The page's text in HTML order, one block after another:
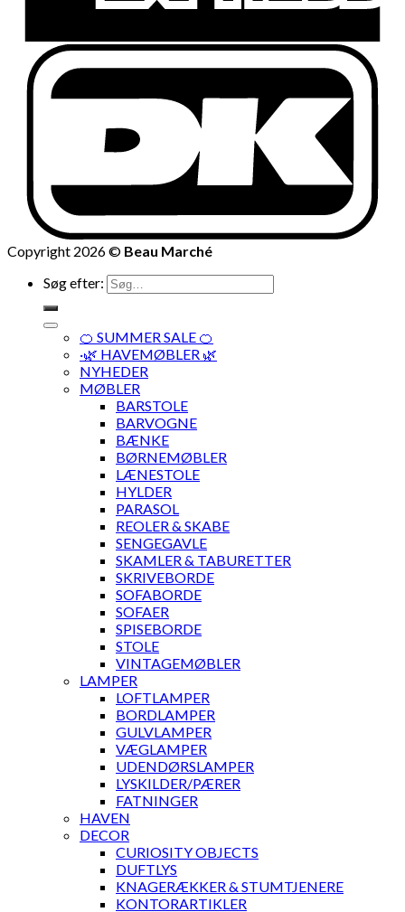
Copyright 2026 © Beau Marché
Søg efter:
🍊 SUMMER SALE 🍊
·🌿 HAVEMØBLER 🌿
NYHEDER
MØBLER
BARSTOLE
BARVOGNE
BÆNKE
BØRNEMØBLER
LÆNESTOLE
HYLDER
PARASOL
REOLER & SKABE
SENGEGAVLE
SKAMLER & TABURETTER
SKRIVEBORDE
SOFABORDE
SOFAER
SPISEBORDE
STOLE
VINTAGEMØBLER
LAMPER
LOFTLAMPER
BORDLAMPER
GULVLAMPER
VÆGLAMPER
UDENDØRSLAMPER
LYSKILDER/PÆRER
FATNINGER
HAVEN
DECOR
CURIOSITY OBJECTS
DUFTLYS
KNAGERÆKKER & STUMTJENERE
KONTORARTIKLER